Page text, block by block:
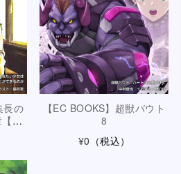
長の
後
【EC BOOKS】超獣バウト
8
¥0 （税込）